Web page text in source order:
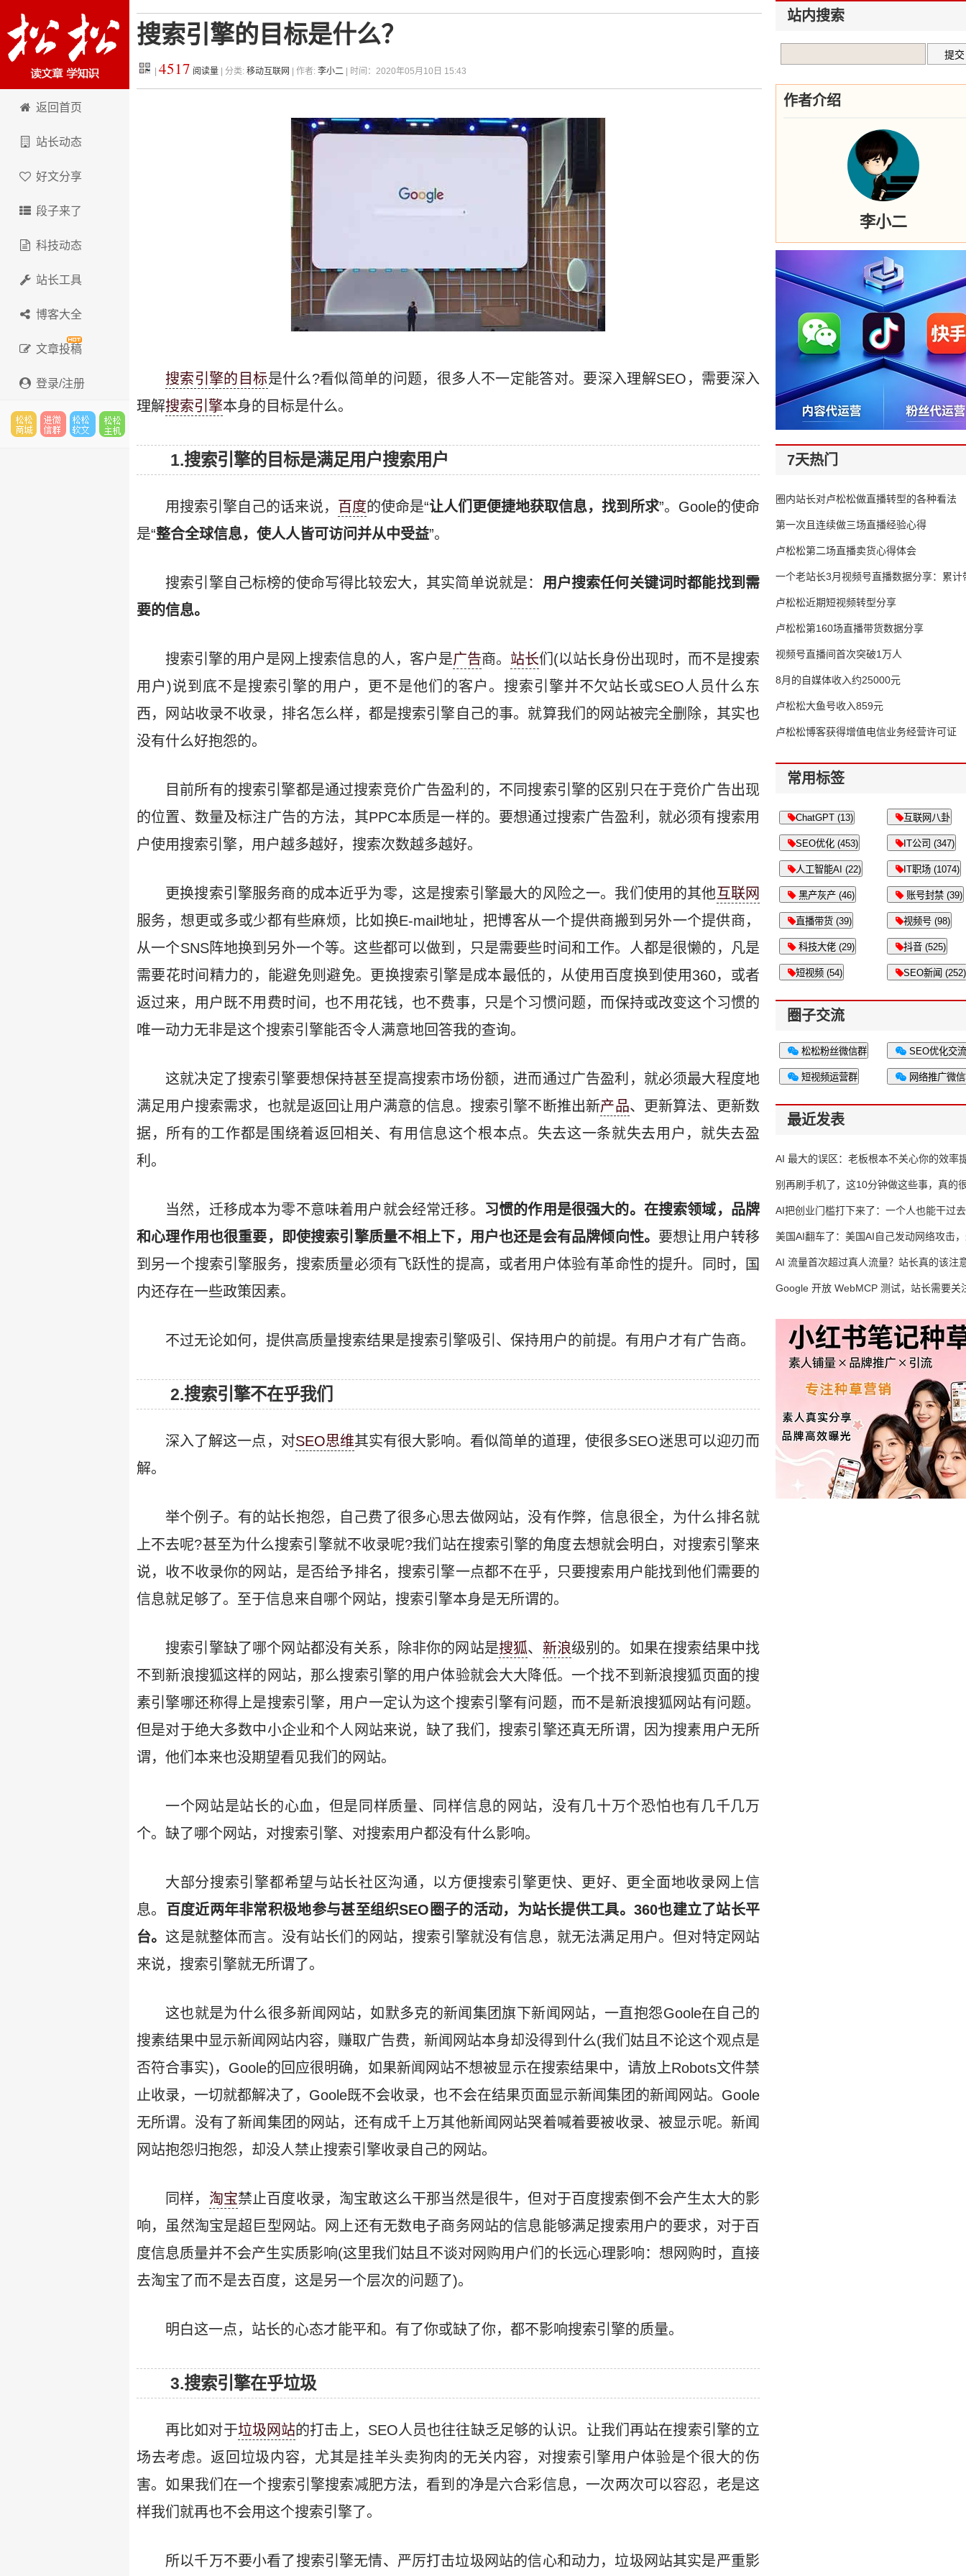
松松科技
返回首页
站长动态
好文分享
段子来了
科技动态
站长工具
博客大全
文章投稿
登录/注册
搜索引擎的目标是什么？
4517 阅读量 | 分类: 移动互联网 | 作者: 李小二 | 时间：2020年05月10日 15:43
搜索引擎的目标是什么?看似简单的问题，很多人不一定能答对。要深入理解SEO，需要深入
理解搜索引擎本身的目标是什么。
1.搜索引擎的目标是满足用户搜索用户
用搜索引擎自己的话来说， 百度的使命是“让人们更便捷地获取信息，找到所求”。Goole的使命
是“整合全球信息，使人人皆可访问并从中受益”。
搜索引擎自己标榜的使命写得比较宏大，其实简单说就是： 用户搜索任何关键词时都能找到需
要的信息。
搜索引擎的用户是网上搜索信息的人，客户是广告商。 站长们(以站长身份出现时，而不是搜索
用户)说到底不是搜索引擎的用户，更不是他们的客户。搜索引擎并不欠站长或SEO人员什么东
西，网站收录不收录，排名怎么样，都是搜索引擎自己的事。就算我们的网站被完全删除，其实也
没有什么好抱怨的。
目前所有的搜索引擎都是通过搜索竞价广告盈利的，不同搜索引擎的区别只在于竞价广告出现
的位置、数量及标注广告的方法，其PPC本质是一样的。要想通过搜索广告盈利，就必须有搜索用
户使用搜索引擎，用户越多越好，搜索次数越多越好。
更换搜索引擎服务商的成本近乎为零，这是搜索引擎最大的风险之一。我们使用的其他 互联网
服务，想更或多或少都有些麻烦，比如换E-mail地址，把博客从一个提供商搬到另外一个提供商，
从一个SNS阵地换到另外一个等。这些都可以做到，只是需要些时间和工作。人都是很懒的，凡是
需要花时间精力的，能避免则避免。更换搜索引擎是成本最低的，从使用百度换到使用360，或者
返过来，用户既不用费时间，也不用花钱，也不费事，只是个习惯问题，而保持或改变这个习惯的
唯一动力无非是这个搜索引擎能否令人满意地回答我的查询。
这就决定了搜索引擎要想保持甚至提高搜索市场份额，进而通过广告盈利，就必须最大程度地
满足用户搜索需求，也就是返回让用户满意的信息。搜索引擎不断推出新产品、更新算法、更新数
据，所有的工作都是围绕着返回相关、有用信息这个根本点。失去这一条就失去用户，就失去盈
利。
当然，迁移成本为零不意味着用户就会经常迁移。 习惯的作用是很强大的。在搜索领域，品牌
和心理作用也很重要，即使搜索引擎质量不相上下，用户也还是会有品牌倾向性。 要想让用户转移
到另一个搜索引擎服务，搜索质量必须有飞跃性的提高，或者用户体验有革命性的提升。同时，国
内还存在一些政策因素。
不过无论如何，提供高质量搜索结果是搜索引擎吸引、保持用户的前提。有用户才有广告商。
2.搜索引擎不在乎我们
深入了解这一点，对SEO思维其实有很大影响。看似简单的道理，使很多SEO迷思可以迎刃而
解。
举个例子。有的站长抱怨，自己费了很多心思去做网站，没有作弊，信息很全，为什么排名就
上不去呢?甚至为什么搜索引擎就不收录呢?我们站在搜索引擎的角度去想就会明白，对搜索引擎来
说，收不收录你的网站，是否给予排名，搜索引擎一点都不在乎，只要搜索用户能找到他们需要的
信息就足够了。至于信息来自哪个网站，搜索引擎本身是无所谓的。
搜索引擎缺了哪个网站都没有关系，除非你的网站是搜狐、 新浪级别的。如果在搜索结果中找
不到新浪搜狐这样的网站，那么搜索引擎的用户体验就会大大降低。一个找不到新浪搜狐页面的搜
素引擎哪还称得上是搜索引擎，用户一定认为这个搜索引擎有问题，而不是新浪搜狐网站有问题。
但是对于绝大多数中小企业和个人网站来说，缺了我们，搜索引擎还真无所谓，因为搜素用户无所
谓，他们本来也没期望看见我们的网站。
一个网站是站长的心血，但是同样质量、同样信息的网站，没有几十万个恐怕也有几千几万
个。缺了哪个网站，对搜索引擎、对搜索用户都没有什么影响。
大部分搜索引擎都希望与站长社区沟通，以方便搜索引擎更快、更好、更全面地收录网上信
息。
百度近两年非常积极地参与甚至组织SEO圈子的活动，为站长提供工具。360也建立了站长平
台。 这是就整体而言。没有站长们的网站，搜索引擎就没有信息，就无法满足用户。但对特定网站
来说，搜索引擎就无所谓了。
这也就是为什么很多新闻网站，如默多克的新闻集团旗下新闻网站，一直抱怨Goole在自己的
搜素结果中显示新闻网站内容，赚取广告费，新闻网站本身却没得到什么(我们姑且不论这个观点是
否符合事实)，Goole的回应很明确，如果新闻网站不想被显示在搜索结果中，请放上Robots文件禁
止收录，一切就都解决了，Goole既不会收录，也不会在结果页面显示新闻集团的新闻网站。Goole
无所谓。没有了新闻集团的网站，还有成千上万其他新闻网站哭着喊着要被收录、被显示呢。新闻
网站抱怨归抱怨，却没人禁止搜索引擎收录自己的网站。
同样， 淘宝禁止百度收录，淘宝敢这么干那当然是很牛，但对于百度搜索倒不会产生太大的影
响，虽然淘宝是超巨型网站。网上还有无数电子商务网站的信息能够满足搜索用户的要求，对于百
度信息质量并不会产生实质影响(这里我们姑且不谈对网购用户们的长远心理影响：想网购时，直接
去淘宝了而不是去百度，这是另一个层次的问题了)。
明白这一点，站长的心态才能平和。有了你或缺了你，都不影响搜索引擎的质量。
3.搜索引擎在乎垃圾
再比如对于垃圾网站的打击上，SEO人员也往往缺乏足够的认识。让我们再站在搜索引擎的立
场去考虑。返回垃圾内容，尤其是挂羊头卖狗肉的无关内容，对搜索引擎用户体验是个很大的伤
害。如果我们在一个搜索引擎搜索减肥方法，看到的净是六合彩信息，一次两次可以容忍，老是这
样我们就再也不会用这个搜索引擎了。
所以千万不要小看了搜索引擎无情、严厉打击垃圾网站的信心和动力，垃圾网站其实是严重影
站内搜索
作者介绍
李小二
7天热门
圈内站长对卢松松做直播转型的各种看法
第一次且连续做三场直播经验心得
卢松松第二场直播卖货心得体会
一个老站长3月视频号直播数据分享：累计
65万
卢松松近期短视频转型分享
卢松松第160场直播带货数据分享
视频号直播间首次突破1万人
8月的自媒体收入约25000元
卢松松大鱼号收入859元
卢松松博客获得增值电信业务经营许可证
常用标签
ChatGPT (13) 互联网八卦
SEO优化 (453) IT公司 (347)
人工智能AI (22) IT职场 (1074)
黑产灰产 (46) 账号封禁 (39)
直播带货 (39) 视频号 (98)
科技大佬 (29) 抖音 (525)
短视频 (54) SEO新闻 (252)
圈子交流
松松粉丝微信群 SEO优化交
短视频运营群 网络推广微
最近发表
AI 最大的误区：老板根本不关心你的效率
别再刷手机了，这10分钟做这些事，真的
AI把创业门槛打下来了：一个人也能干过
人的活
美国AI翻车了：美国AI自己发动网络攻击
竟然靠中国AI帮忙善后
AI 流量首次超过真人流量？站长真的该注
Google 开放 WebMCP 测试，站长需要关